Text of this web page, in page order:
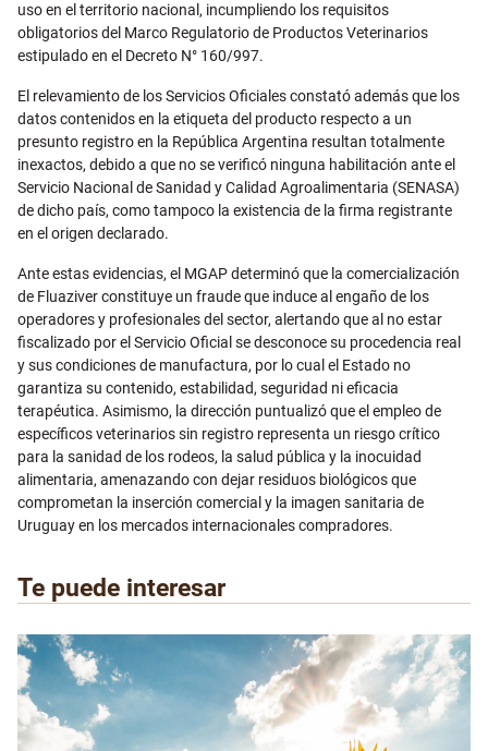
uso en el territorio nacional, incumpliendo los requisitos
obligatorios del Marco Regulatorio de Productos Veterinarios
estipulado en el Decreto N° 160/997.
El relevamiento de los Servicios Oficiales constató además que los
datos contenidos en la etiqueta del producto respecto a un
presunto registro en la República Argentina resultan totalmente
inexactos, debido a que no se verificó ninguna habilitación ante el
Servicio Nacional de Sanidad y Calidad Agroalimentaria (SENASA)
de dicho país, como tampoco la existencia de la firma registrante
en el origen declarado.
Ante estas evidencias, el MGAP determinó que la comercialización
de Fluaziver constituye un fraude que induce al engaño de los
operadores y profesionales del sector, alertando que al no estar
fiscalizado por el Servicio Oficial se desconoce su procedencia real
y sus condiciones de manufactura, por lo cual el Estado no
garantiza su contenido, estabilidad, seguridad ni eficacia
terapéutica. Asimismo, la dirección puntualizó que el empleo de
específicos veterinarios sin registro representa un riesgo crítico
para la sanidad de los rodeos, la salud pública y la inocuidad
alimentaria, amenazando con dejar residuos biológicos que
comprometan la inserción comercial y la imagen sanitaria de
Uruguay en los mercados internacionales compradores.
Te puede interesar